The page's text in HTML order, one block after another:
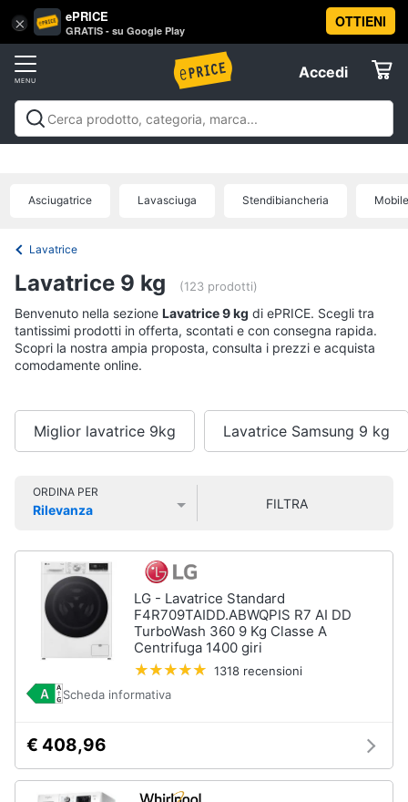
× ePRICE
GRATIS - su Google Play
OTTIENI
Accedi
Accedi
Registrati
Offerte
Tv
e
Home
Cinema
home
Videogiochi
e
musica
Clima
e
Giardinaggio
Vai
al
Elettrodomestici
Frigoriferi
Cantinetta
Frigoriferi
Congelatore
a
Frigorifero
combinato
Asciugatrici
Lavatrice
Lavatrice
carica
frontale
Lavasciuga
tutti
Lavastoviglie
Lavastoviglie
stiroElettrodomestici in Cucina
Piccoli
industriali
Asciugatrice Lavasciuga Stendibiancheria
Lavatrice
Lavatrice 9 kg (123 prodotti)
Benvenuto nella sezione Lavatrice 9 kg di ePRICE. Scegli tra
tantissimi prodotti in offerta, scontati e con consegna rapida.
Scopri la nostra ampia proposta, consulta i prezzi e acquista
comodamente online.
Miglior lavatrice 9kg Lavatrice Samsung 9 kg
ORDINA PER
Rilevanza
FILTRA
LG - Lavatrice Standard
F4R709TAIDD.ABWQPIS R7 AI DD
TurboWash 360 9 Kg Classe A
Centrifuga 1400 giri
1318 recensioni
Scheda informativa
€ 408,96